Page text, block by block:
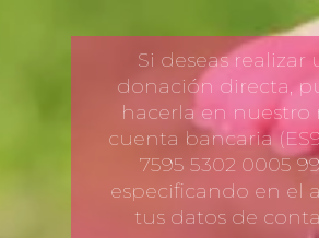
Si deseas realizar
donación directa,
hacerla en nuestro
cuenta bancaria
7595 5302 0005
especificando en el
tus datos de